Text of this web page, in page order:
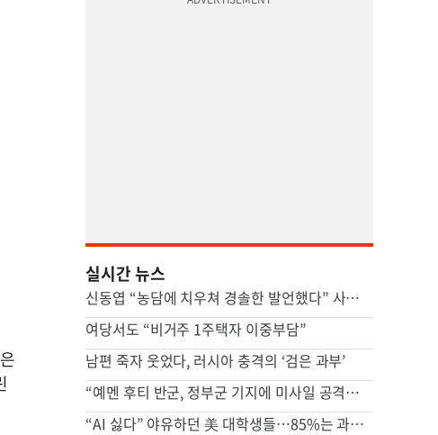
실시간 뉴스
신동엽 “농담에 치우쳐 경솔한 발언했다” 사과문, 무슨 일
여당서도 “비거주 1주택자 이중부담”
남편 죽자 웃었다, 러시아 충격의 ‘검은 과부’
“예멘 후티 반군, 정부군 기지에 미사일 공격…최소 38명 사망”
“AI 싫다” 야유하던 美 대학생들…85%는 과제에 AI 썼다